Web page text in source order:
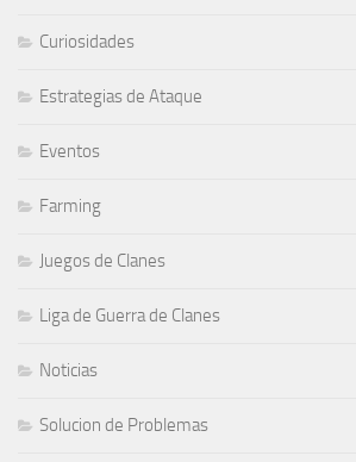
Curiosidades
Estrategias de Ataque
Eventos
Farming
Juegos de Clanes
Liga de Guerra de Clanes
Noticias
Solucion de Problemas